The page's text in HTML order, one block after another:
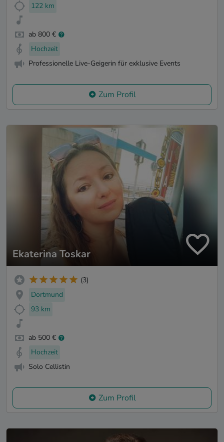
122 km
ab 800 €
Hochzeit
Professionelle Live-Geigerin für exklusive Events
Zum Profil
Ekaterina Toskar
(3)
Dortmund
93 km
ab 500 €
Hochzeit
Solo Cellistin
Zum Profil